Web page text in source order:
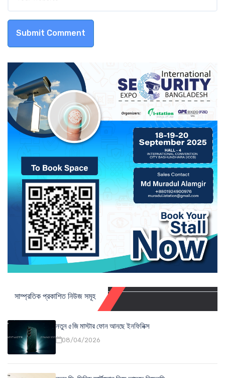
Submit Comment
সাম্প্রতিক প্রকাশিত নিউজ সমূহ
নতুন ৫জি মাস্টার ফোন আনছে ইনফিনিক্স
08/04/2026